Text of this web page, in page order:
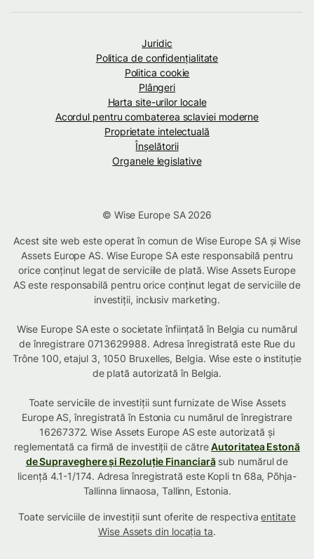
Juridic
Politica de confidenţialitate
Politica cookie
Plângeri
Harta site-urilor locale
Acordul pentru combaterea sclaviei moderne
Proprietate intelectuală
Înșelătorii
Organele legislative
© Wise Europe SA 2026
Acest site web este operat în comun de Wise Europe SA și Wise
Assets Europe AS. Wise Europe SA este responsabilă pentru
orice conținut legat de serviciile de plată. Wise Assets Europe
AS este responsabilă pentru orice conținut legat de serviciile de
investiții, inclusiv marketing.
Wise Europe SA este o societate înființată în Belgia cu numărul
de înregistrare 0713629988. Adresa înregistrată este Rue du
Trône 100, etajul 3, 1050 Bruxelles, Belgia. Wise este o instituție
de plată autorizată în Belgia.
Toate serviciile de investiții sunt furnizate de Wise Assets
Europe AS, înregistrată în Estonia cu numărul de înregistrare
16267372. Wise Assets Europe AS este autorizată și
reglementată ca firmă de investiții de cătreAutoritatea Estonă
de Supraveghere și Rezoluție Financiarăsub numărul de
licență 4.1-1/174. Adresa înregistrată este Kopli tn 68a, Põhja-
Tallinna linnaosa, Tallinn, Estonia.
Toate serviciile de investiții sunt oferite de respectivaentitate
Wise Assets din locația ta.